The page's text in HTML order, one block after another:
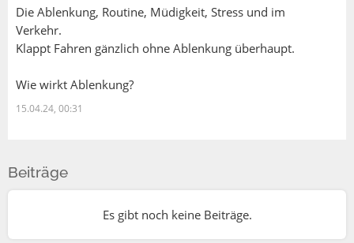
Die Ablenkung, Routine, Müdigkeit, Stress und im
Verkehr.
Klappt Fahren gänzlich ohne Ablenkung überhaupt.
Wie wirkt Ablenkung?
15.04.24, 00:31
Beiträge
Es gibt noch keine Beiträge.